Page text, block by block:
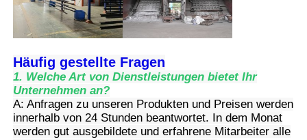
Aluminiumfenster-Profile
Aluminium-Türprofile
Industriealuminium-Extrusion
Häufig gestellte Fragen
1. Welche Art von Dienstleistungen bietet Ihr
Unternehmen an?
A: Anfragen zu unseren Produkten und Preisen werden
innerhalb von 24 Stunden beantwortet. In dem Monat
werden gut ausgebildete und erfahrene Mitarbeiter alle